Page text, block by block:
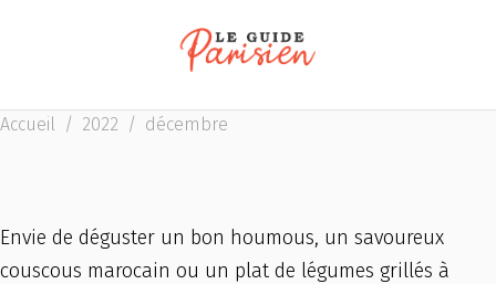
Accueil / 2022 / décembre
Envie de déguster un bon houmous, un savoureux
couscous marocain ou un plat de légumes grillés à